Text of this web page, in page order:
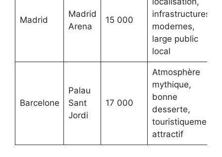
Madrid
Madrid
Arena
15 000
infrastructures
modernes,
large public
local
Barcelone
Palau
Sant
Jordi
17 000
Atmosphère
mythique,
bonne
desserte,
touristiquement
attractif